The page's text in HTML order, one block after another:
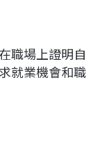
職場上證明自
就業機會和職